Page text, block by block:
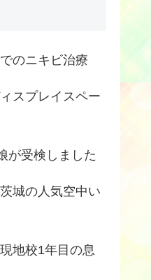
のニキビ治療
スプレイスペー
が受検しました
城の人気空中い
地校1年目の息